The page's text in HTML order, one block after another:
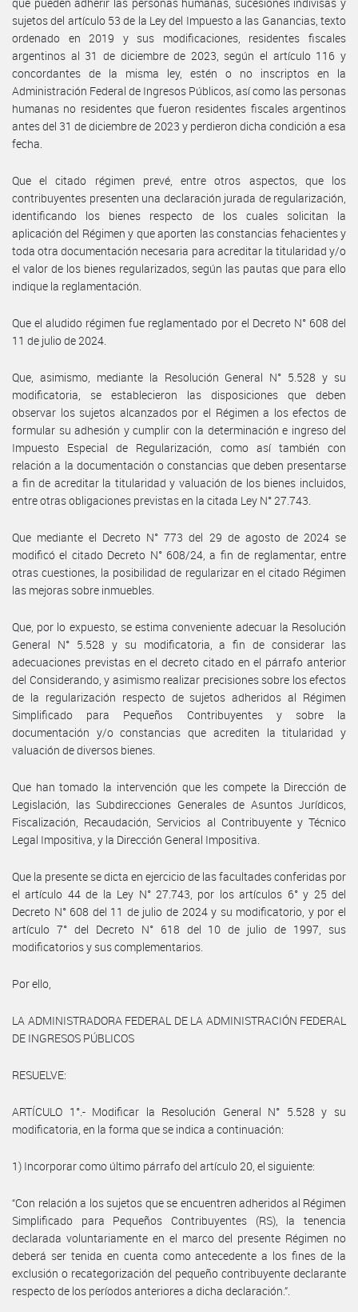
sujetos del artículo 53 de la Ley del Impuesto a las Ganancias, texto
ordenado en 2019 y sus modificaciones, residentes fiscales
argentinos al 31 de diciembre de 2023, según el artículo 116 y
concordantes de la misma ley, estén o no inscriptos en la
Administración Federal de Ingresos Públicos, así como las personas
humanas no residentes que fueron residentes fiscales argentinos
antes del 31 de diciembre de 2023 y perdieron dicha condición a esa
fecha.
Que el citado régimen prevé, entre otros aspectos, que los
contribuyentes presenten una declaración jurada de regularización,
identificando los bienes respecto de los cuales solicitan la
aplicación del Régimen y que aporten las constancias fehacientes y
toda otra documentación necesaria para acreditar la titularidad y/o
el valor de los bienes regularizados, según las pautas que para ello
indique la reglamentación.
Que el aludido régimen fue reglamentado por el Decreto N° 608 del
11 de julio de 2024.
Que, asimismo, mediante la Resolución General N° 5.528 y su
modificatoria, se establecieron las disposiciones que deben
observar los sujetos alcanzados por el Régimen a los efectos de
formular su adhesión y cumplir con la determinación e ingreso del
Impuesto Especial de Regularización, como así también con
relación a la documentación o constancias que deben presentarse
a fin de acreditar la titularidad y valuación de los bienes incluidos,
entre otras obligaciones previstas en la citada Ley N° 27.743.
Que mediante el Decreto N° 773 del 29 de agosto de 2024 se
modificó el citado Decreto N° 608/24, a fin de reglamentar, entre
otras cuestiones, la posibilidad de regularizar en el citado Régimen
las mejoras sobre inmuebles.
Que, por lo expuesto, se estima conveniente adecuar la Resolución
General N° 5.528 y su modificatoria, a fin de considerar las
adecuaciones previstas en el decreto citado en el párrafo anterior
del Considerando, y asimismo realizar precisiones sobre los efectos
de la regularización respecto de sujetos adheridos al Régimen
Simplificado para Pequeños Contribuyentes y sobre la
documentación y/o constancias que acrediten la titularidad y
valuación de diversos bienes.
Que han tomado la intervención que les compete la Dirección de
Legislación, las Subdirecciones Generales de Asuntos Jurídicos,
Fiscalización, Recaudación, Servicios al Contribuyente y Técnico
Legal Impositiva, y la Dirección General Impositiva.
Que la presente se dicta en ejercicio de las facultades conferidas por
el artículo 44 de la Ley N° 27.743, por los artículos 6° y 25 del
Decreto N° 608 del 11 de julio de 2024 y su modificatorio, y por el
artículo 7° del Decreto N° 618 del 10 de julio de 1997, sus
modificatorios y sus complementarios.
Por ello,
LA ADMINISTRADORA FEDERAL DE LA ADMINISTRACIÓN FEDERAL
DE INGRESOS PÚBLICOS
RESUELVE:
ARTÍCULO 1°.- Modificar la Resolución General N° 5.528 y su
modificatoria, en la forma que se indica a continuación:
1) Incorporar como último párrafo del artículo 20, el siguiente:
“Con relación a los sujetos que se encuentren adheridos al Régimen
Simplificado para Pequeños Contribuyentes (RS), la tenencia
declarada voluntariamente en el marco del presente Régimen no
deberá ser tenida en cuenta como antecedente a los fines de la
exclusión o recategorización del pequeño contribuyente declarante
respecto de los períodos anteriores a dicha declaración.”.